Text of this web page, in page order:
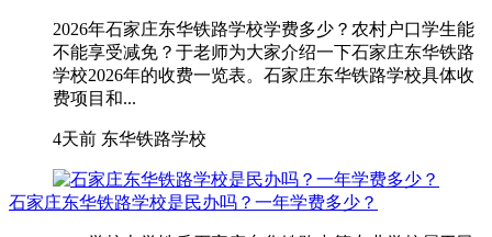
2026年石家庄东华铁路学校学费多少？农村户口学生能
不能享受减免？于老师为大家介绍一下石家庄东华铁路
学校2026年的收费一览表。石家庄东华铁路学校具体收
费项目和...
4天前 东华铁路学校
石家庄东华铁路学校是民办吗？一年学费多少？